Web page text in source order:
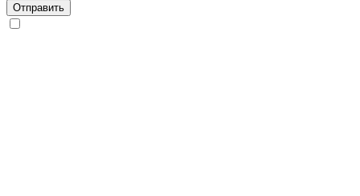
Отправить